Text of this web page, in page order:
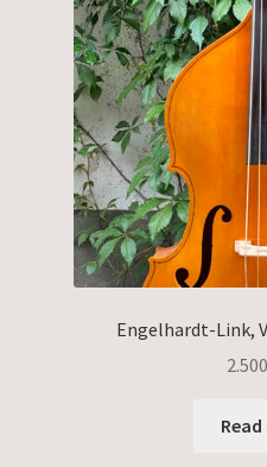
Engelhardt-Link,